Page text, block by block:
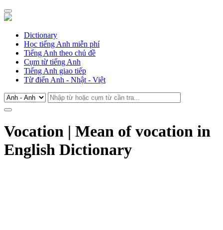
Dictionary
Học tiếng Anh miễn phí
Tiếng Anh theo chủ đề
Cụm từ tiếng Anh
Tiếng Anh giao tiếp
Từ điển Anh - Nhật - Việt
Vocation | Mean of vocation in
English Dictionary